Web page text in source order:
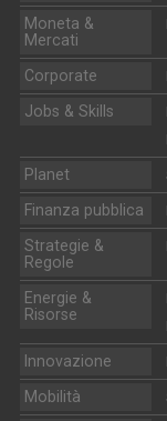
Moneta &
Mercati
Corporate
Jobs & Skills
Planet
Finanza pubblica
Strategie &
Regole
Energie &
Risorse
Innovazione
Mobilità